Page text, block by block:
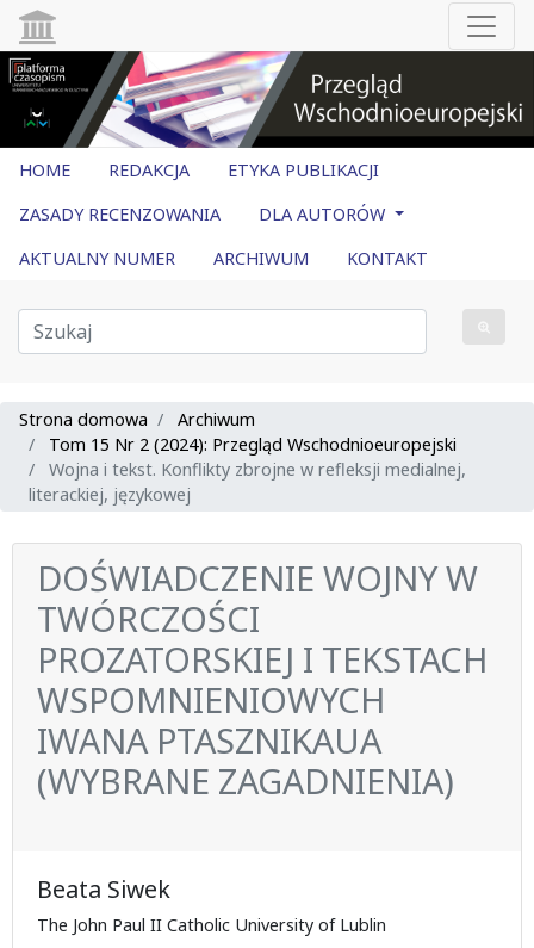
HOME REDAKCJA
ETYKA PUBLIKACJI
ZASADY RECENZOWANIA
DLA AUTORÓW
AKTUALNY NUMER
ARCHIWUM KONTAKT
Strona domowa
Archiwum
Tom 15 Nr 2 (2024): Przegląd Wschodnioeuropejski
Wojna i tekst. Konflikty zbrojne w refleksji medialnej,
literackiej, językowej
DOŚWIADCZENIE WOJNY W
TWÓRCZOŚCI
PROZATORSKIEJ I TEKSTACH
WSPOMNIENIOWYCH
IWANA PTASZNIKAUA
(WYBRANE ZAGADNIENIA)
Beata Siwek
The John Paul II Catholic University of Lublin